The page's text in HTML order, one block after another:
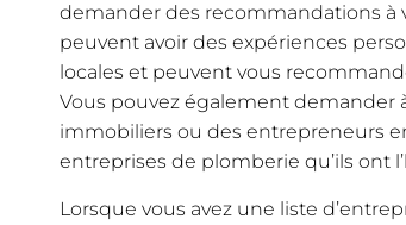
demander des recommandations à
peuvent avoir des expériences
locales et peuvent vous
Vous pouvez également demander
immobiliers ou des entrepreneurs
entreprises de plomberie qu’ils ont
Lorsque vous avez une liste